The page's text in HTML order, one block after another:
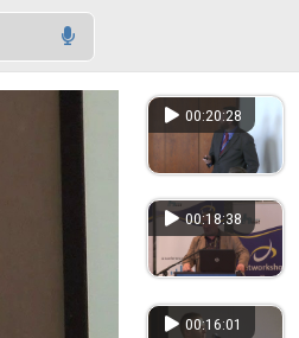
00:20:28
00:18:38
00:16:01